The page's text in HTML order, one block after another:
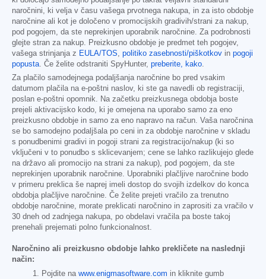
naročnini, ki velja v času vašega prvotnega nakupa, in za isto obdobje
naročnine ali kot je določeno v promocijskih gradivih/strani za nakup,
pod pogojem, da ste neprekinjen uporabnik naročnine. Za podrobnosti
glejte stran za nakup. Preizkusno obdobje je predmet teh pogojev,
vašega strinjanja z EULA/TOS politiko zasebnosti/piškotkov in pogoji
popusta . Če želite odstraniti SpyHunter, preberite, kako
Za plačilo samodejnega podaljšanja naročnine bo pred vsakim
datumom plačila na e-poštni naslov, ki ste ga navedli ob registraciji,
poslan e-poštni opomnik. Na začetku preizkusnega obdobja boste
prejeli aktivacijsko kodo, ki je omejena na uporabo samo za eno
preizkusno obdobje in samo za eno napravo na račun. Vaša naročnina
se bo samodejno podaljšala po ceni in za obdobje naročnine v skladu
s ponudbenimi gradivi in pogoji strani za registracijo/nakup (ki so
vključeni v to ponudbo s sklicevanjem; cene se lahko razlikujejo glede
na državo ali promocijo na strani za nakup), pod pogojem, da ste
neprekinjen uporabnik naročnine. Uporabniki plačljive naročnine bodo
v primeru preklica še naprej imeli dostop do svojih izdelkov do konca
obdobja plačljive naročnine. Če želite prejeti vračilo za trenutno
obdobje naročnine, morate preklicati naročnino in zaprositi za vračilo v
30 dneh od zadnjega nakupa, po obdelavi vračila pa boste takoj
prenehali prejemati polno funkcionalnost.
Naročnino ali preizkusno obdobje lahko prekličete na naslednji
način:
Pojdite na www.enigmasoftware.com in kliknite gumb